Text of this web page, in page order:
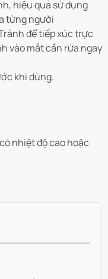
hiệu quả sử dụng
từng người
để tiếp xúc trực
vào mắt cần rửa ngay
khi dùng.
nhiệt độ cao hoặc